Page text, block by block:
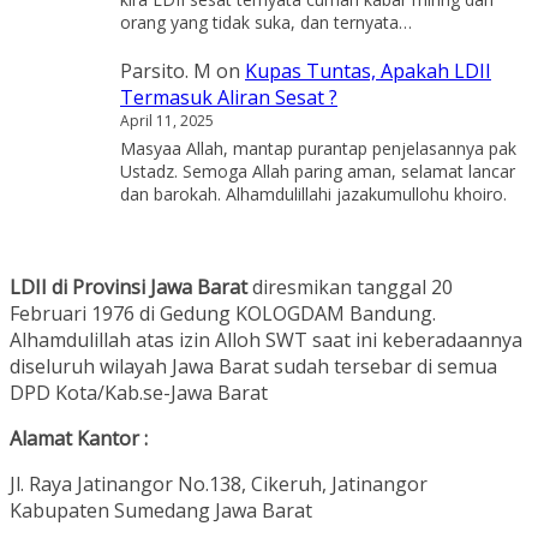
orang yang tidak suka, dan ternyata…
Parsito. M on Kupas Tuntas, Apakah LDII
Termasuk Aliran Sesat ?
April 11, 2025
Masyaa Allah, mantap purantap penjelasannya pak
Ustadz. Semoga Allah paring aman, selamat lancar
dan barokah. Alhamdulillahi jazakumullohu khoiro.
LDII di Provinsi Jawa Baratdiresmikan tanggal 20
Februari 1976 di Gedung KOLOGDAM Bandung.
Alhamdulillah atas izin Alloh SWT saat ini keberadaannya
diseluruh wilayah Jawa Barat sudah tersebar di semua
DPD Kota/Kab.se-Jawa Barat
Alamat Kantor :
Jl. Raya Jatinangor No.138, Cikeruh, Jatinangor
Kabupaten Sumedang Jawa Barat